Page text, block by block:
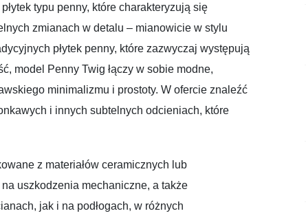
typu penny, które charakteryzują się
zmianach w detalu – mianowicie w stylu
płytek penny, które zazwyczaj występują
model Penny Twig łączy w sobie modne,
minimalizmu i prostoty. W ofercie znaleźć
i innych subtelnych odcieniach, które
z materiałów ceramicznych lub
uszkodzenia mechaniczne, a także
jak i na podłogach, w różnych